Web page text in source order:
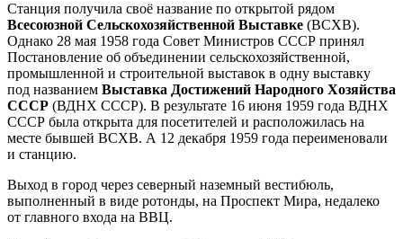
Станция получила своё название по открытой рядом
Всесоюзной Сельскохозяйственной Выставке (ВСХВ).
Однако 28 мая 1958 года Совет Министров СССР принял
Постановление об объединении сельскохозяйственной,
промышленной и строительной выставок в одну выставку
под названием Выставка Достижений Народного Хозяйства
СССР (ВДНХ СССР). В результате 16 июня 1959 года ВДНХ
СССР была открыта для посетителей и расположилась на
месте бывшей ВСХВ. А 12 декабря 1959 года переименовали
и станцию.
Выход в город через северный наземный вестибюль,
выполненный в виде ротонды, на Проспект Мира, недалеко
от главного входа на ВВЦ.